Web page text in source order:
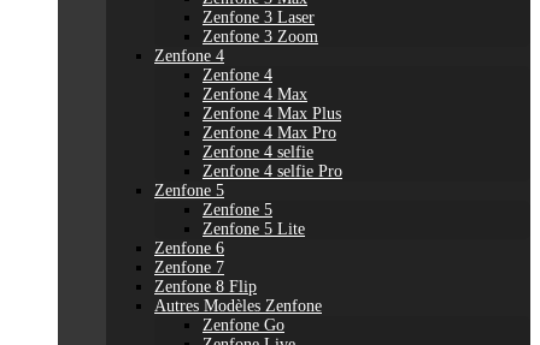
Zenfone 3 Laser
Zenfone 3 Zoom
Zenfone 4
Zenfone 4
Zenfone 4 Max
Zenfone 4 Max Plus
Zenfone 4 Max Pro
Zenfone 4 selfie
Zenfone 4 selfie Pro
Zenfone 5
Zenfone 5
Zenfone 5 Lite
Zenfone 6
Zenfone 7
Zenfone 8 Flip
Autres Modèles Zenfone
Zenfone Go